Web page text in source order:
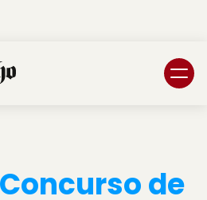
Concurso de